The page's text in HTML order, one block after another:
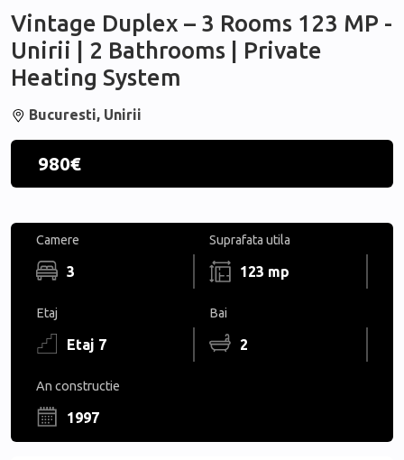
Vintage Duplex – 3 Rooms 123 MP -
Unirii | 2 Bathrooms | Private
Heating System
Bucuresti, Unirii
980€
Camere
3
Suprafata utila
123 mp
Etaj
Etaj 7
Bai
2
An constructie
1997